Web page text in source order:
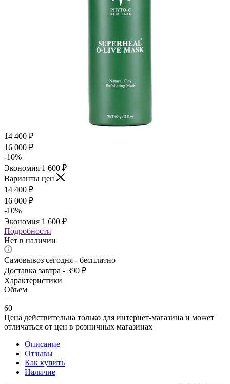
14 400 ₽
16 000 ₽
-10%
Экономия 1 600 ₽
Варианты цен
14 400 ₽
16 000 ₽
-10%
Экономия 1 600 ₽
Подробности
Нет в наличии
Самовывоз сегодня - бесплатно
Доставка завтра - 390 ₽
Характеристики
Объем
—
60
Цена действительна только для интернет-магазина и может
отличаться от цен в розничных магазинах
Описание
Отзывы
Как купить
Наличие